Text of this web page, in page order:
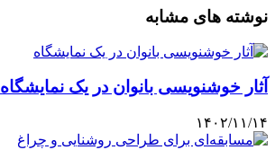
نوشته های مشابه
آثار خوشنویسی بانوان در یک نمایشگاه
۱۴۰۲/۱۱/۱۴